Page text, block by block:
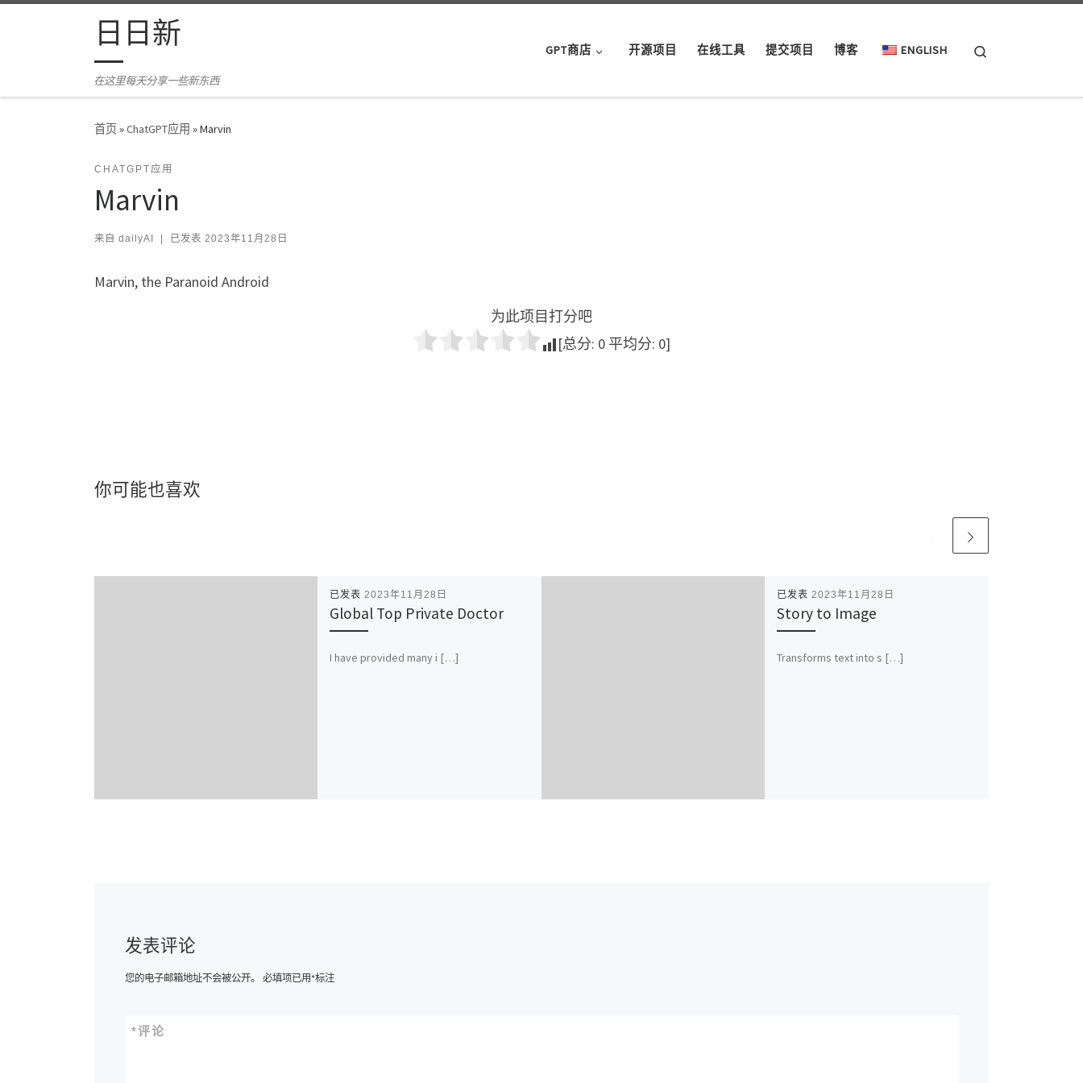
Skip to content日日新
在这里每天分享一些新东西
GPT商店 开源项目 在线工具 提交项目 博客 ENGLISH
首页»ChatGPT应用 »Marvin
CHATGPT应用
Marvin
来自 dailyAI 已发表 2023年11月28日
Marvin, the Paranoid Android
为此项目打分吧
[总分: 0 平均分: 0]
你可能也喜欢
已发表 2023年11月28日
Global Top Private Doctor
I have provided many i […]
已发表 2023年11月28日
Story to Image
Transforms text into s […]
发表评论
您的电子邮箱地址不会被公开。 必填项已用*标注
评论
*